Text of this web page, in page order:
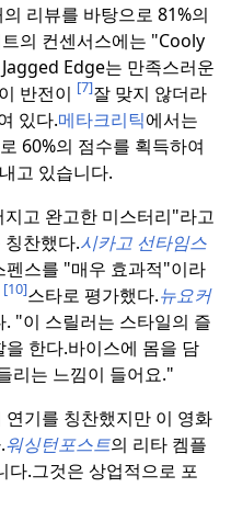
리뷰를 바탕으로 81%의
의 컨센서스에는 "Cooly
Edge는 만족스러운
반전이 [7]잘 맞지 않더라
있다.메타크리틱에서는
60%의 점수를 획득하여
고 있습니다.
고 완고한 미스터리"라고
찬했다.시카고 선타임스
펜스를 "매우 효과적"이라
[10]스타로 평가했다.뉴요커
"이 스릴러는 스타일의 즐
을 한다.바이스에 몸을 담
리는 느낌이 들어요."
연기를 칭찬했지만 이 영화
워싱턴포스트의 리타 켐플
다.그것은 상업적으로 포